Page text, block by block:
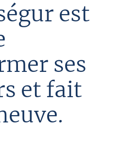
est
ses
et fait